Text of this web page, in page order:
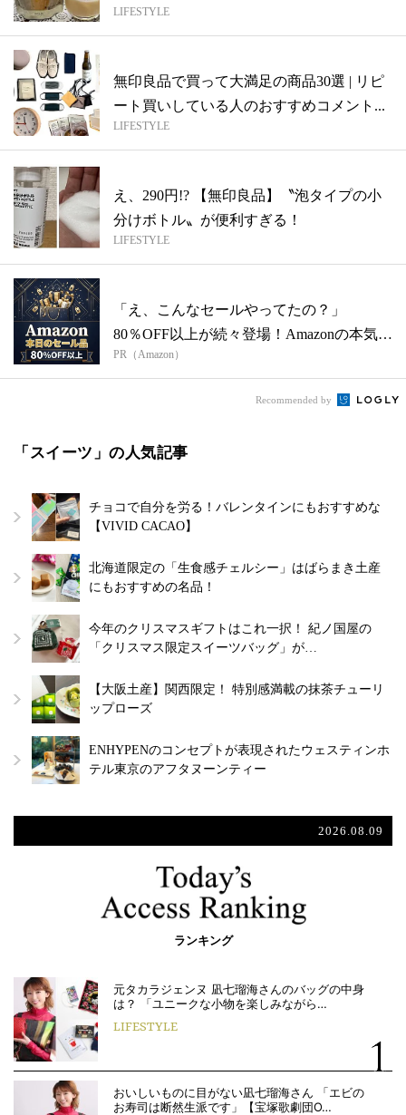
LIFESTYLE
無印良品で買って大満足の商品30選 | リピ
ート買いしている人のおすすめコメント...
LIFESTYLE
え、290円!? 【無印良品】〝泡タイプの小
分けボトル〟が便利すぎる！
LIFESTYLE
「え、こんなセールやってたの？」
80％OFF以上が続々登場！Amazonの本気
が...
PR（Amazon）
Recommended by
「スイーツ」の人気記事
チョコで自分を労る！バレンタインにもおすすめな
【VIVID CACAO】
北海道限定の「生食感チェルシー」はばらまき土産
にもおすすめの名品！
今年のクリスマスギフトはこれ一択！ 紀ノ国屋の
「クリスマス限定スイーツバッグ」が…
【大阪土産】関西限定！ 特別感満載の抹茶チューリ
ップローズ
ENHYPENのコンセプトが表現されたウェスティンホ
テル東京のアフタヌーンティー
2026.08.09
ランキング
元タカラジェンヌ 凪七瑠海さんのバッグの中身
は？ 「ユニークな小物を楽しみながら…
LIFESTYLE
おいしいものに目がない凪七瑠海さん 「エビの
お寿司は断然生派です」【宝塚歌劇団O…